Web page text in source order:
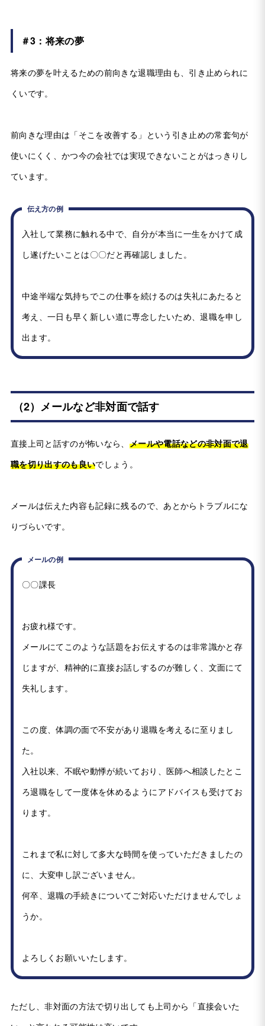
＃3：将来の夢
将来の夢を叶えるための前向きな退職理由も、引き止められに
くいです。
前向きな理由は「そこを改善する」という引き止めの常套句が
使いにくく、かつ今の会社では実現できないことがはっきりし
ています。
伝え方の例
入社して業務に触れる中で、自分が本当に一生をかけて成
し遂げたいことは〇〇だと再確認しました。
中途半端な気持ちでこの仕事を続けるのは失礼にあたると
考え、一日も早く新しい道に専念したいため、退職を申し
出ます。
（2）メールなど非対面で話す
直接上司と話すのが怖いなら、 メールや電話などの非対面で退
職を切り出すのも良いでしょう。
メールは伝えた内容も記録に残るので、あとからトラブルにな
りづらいです。
メールの例
〇〇課長
お疲れ様です。
メールにてこのような話題をお伝えするのは非常識かと存
じますが、精神的に直接お話しするのが難しく、文面にて
失礼します。
この度、体調の面で不安があり退職を考えるに至りまし
た。
入社以来、不眠や動悸が続いており、医師へ相談したとこ
ろ退職をして一度体を休めるようにアドバイスも受けてお
ります。
これまで私に対して多大な時間を使っていただきましたの
に、大変申し訳ございません。
何卒、退職の手続きについてご対応いただけませんでしょ
うか。
よろしくお願いいたします。
ただし、非対面の方法で切り出しても上司から「直接会いた